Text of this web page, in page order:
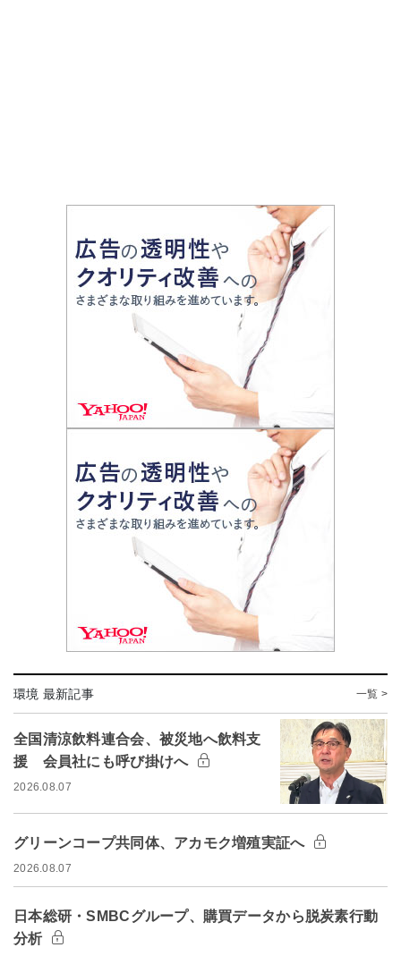
環境 最新記事 一覧 >
全国清涼飲料連合会、被災地へ飲料支
援 会員社にも呼び掛けへ
2026.08.07
グリーンコープ共同体、アカモク増殖実証へ
2026.08.07
日本総研・SMBCグループ、購買データから脱炭素行動
分析